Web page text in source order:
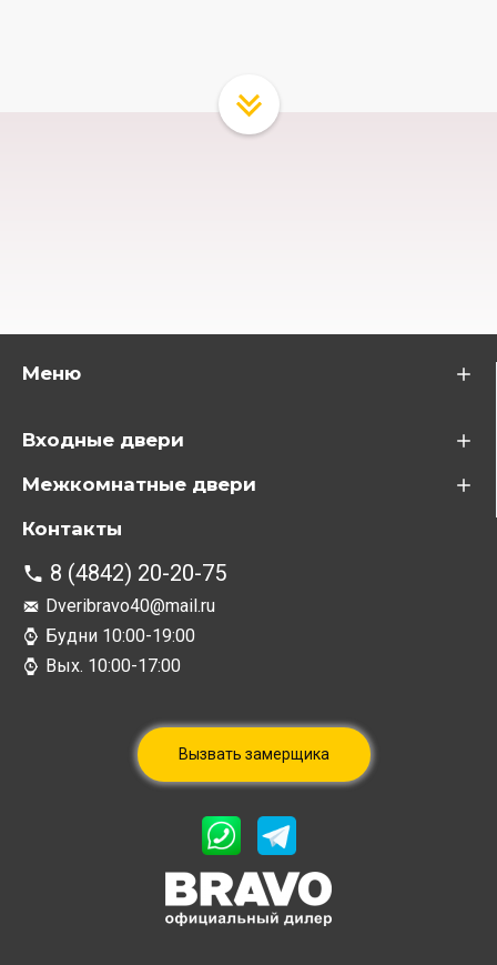
Меню
Входные двери
Межкомнатные двери
Контакты
8 (4842) 20-20-75
Dveribravo40@mail.ru
Будни 10:00-19:00
Вых. 10:00-17:00
Вызвать замерщика